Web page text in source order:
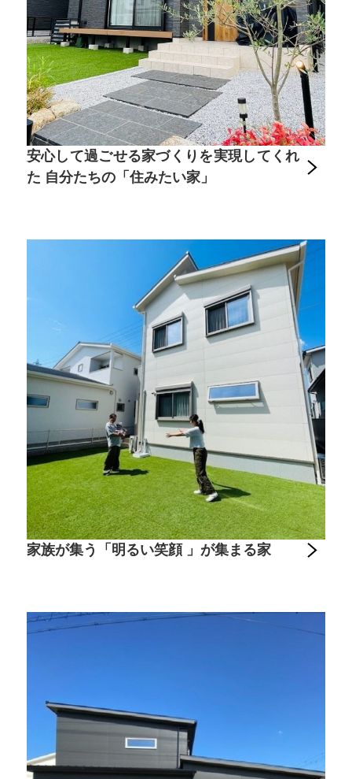
安心して過ごせる家づくりを実現してくれ
た 自分たちの「住みたい家」
家族が集う「明るい笑顔 」が集まる家